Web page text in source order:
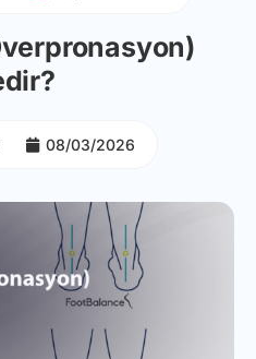
08/03/2026